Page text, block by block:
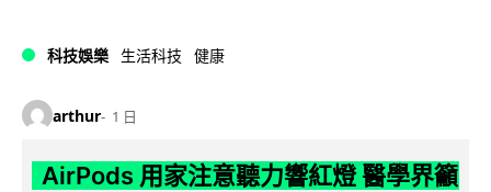
科技娛樂 生活科技 健康
arthur 1 日
AirPods 用家注意聽力響紅燈 醫學界籲